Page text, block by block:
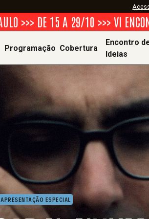
>>> DE 15 A 29/10 >>> VI
Programação Cobertura
Encontro
Ideias
Em breve
Jornal da
APRESENTAÇÃO ESPECIAL